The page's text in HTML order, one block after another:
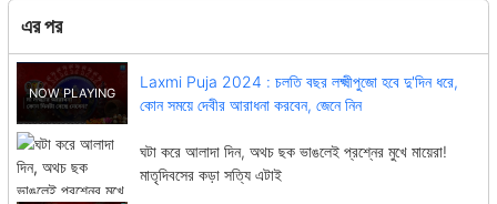
এর পর
Laxmi Puja 2024 : চলতি বছর লক্ষ্মীপুজো হবে দু'দিন ধরে,
কোন সময়ে দেবীর আরাধনা করবেন, জেনে নিন
ঘটা করে আলাদা দিন, অথচ ছক ভাঙলেই প্রশ্নের মুখে মায়েরা!
মাতৃদিবসের কড়া সত্যি এটাই